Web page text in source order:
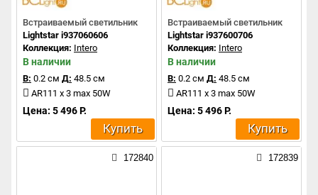
Встраиваемый светильник
Lightstar i937060606
Коллекция: Intero
В наличии
В: 0.2 см Д: 48.5 см
AR111 x 3 max 50W
Цена: 5 496 Р.
Купить
Встраиваемый светильник
Lightstar i937600706
Коллекция: Intero
В наличии
В: 0.2 см Д: 48.5 см
AR111 x 3 max 50W
Цена: 5 496 Р.
Купить
172840 172839